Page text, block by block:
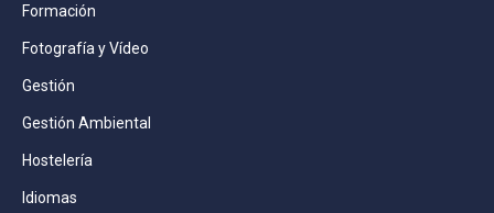
Formación
Fotografía y Vídeo
Gestión
Gestión Ambiental
Hostelería
Idiomas